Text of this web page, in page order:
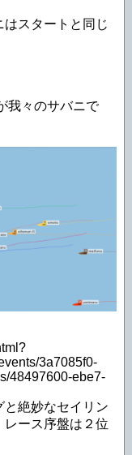
スタートと同じ
我々のサバニで
3a7085f0-
48497600-ebe7-
絶妙なセイリン
レース序盤は２位